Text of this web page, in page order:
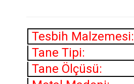
Tesbih Malzemesi:
Tane Tipi:
Tane Ölçüsü: